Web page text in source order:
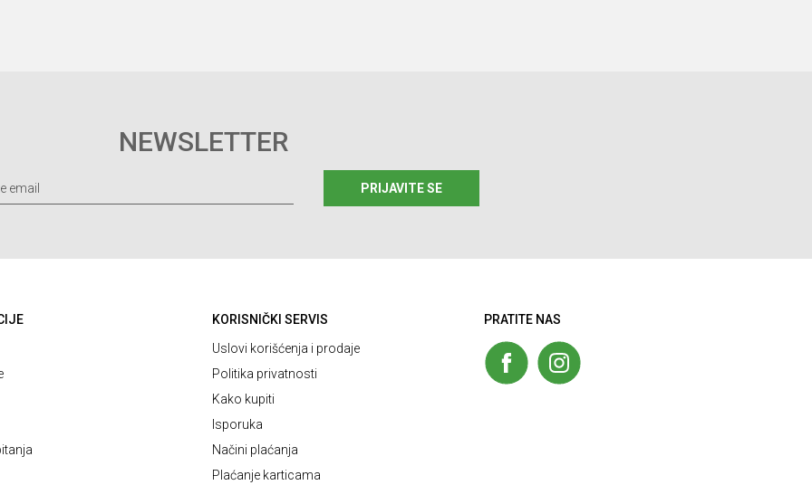
NEWSLETTER
PRIJAVITE SE
KORISNIČKI SERVIS
Uslovi korišćenja i prodaje
Politika privatnosti
Kako kupiti
Isporuka
Načini plaćanja
Plaćanje karticama
PRATITE NAS